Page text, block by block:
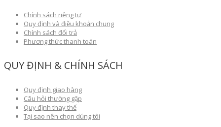
Chính sách riêng tư
Quy định và điều khoản chung
Chính sách đổi trả
Phương thức thanh toán
QUY ĐỊNH & CHÍNH SÁCH
Quy định giao hàng
Câu hỏi thường gặp
Quy định thay thế
Tại sao nên chọn dúng tôi